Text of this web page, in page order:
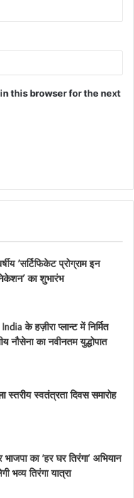
this browser for the next
‘सर्टिफिकेट प्रोग्राम इन
का शुभारंभ
के हज़ीरा प्लान्ट में निर्मित
नौसेना का नवीनतम युद्धोपात
स्वतंत्रता दिवस समारोह
का ‘हर घर तिरंगा’ अभियान
तिरंगा यात्रा